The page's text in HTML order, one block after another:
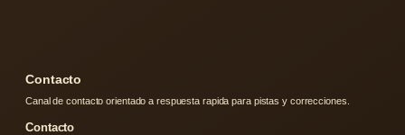
Contacto
Canal de contacto orientado a respuesta rapida para pistas y correcciones.
Contacto